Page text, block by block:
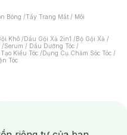
Bóng /Tẩy Trang Mắt / Môi
Khô /Dầu Gội Xả 2in1 /Bộ Gội Xả /
/Serum / Dầu Dưỡng Tóc /
Kiểu Tóc /Dụng Cụ Chăm Sóc Tóc /
Tóc
Nạ Xông Hơi /Nước Rửa Tay/